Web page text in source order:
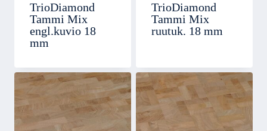
TrioDiamond
Tammi Mix
engl.kuvio 18
mm
TrioDiamond
Tammi Mix
ruutuk. 18 mm